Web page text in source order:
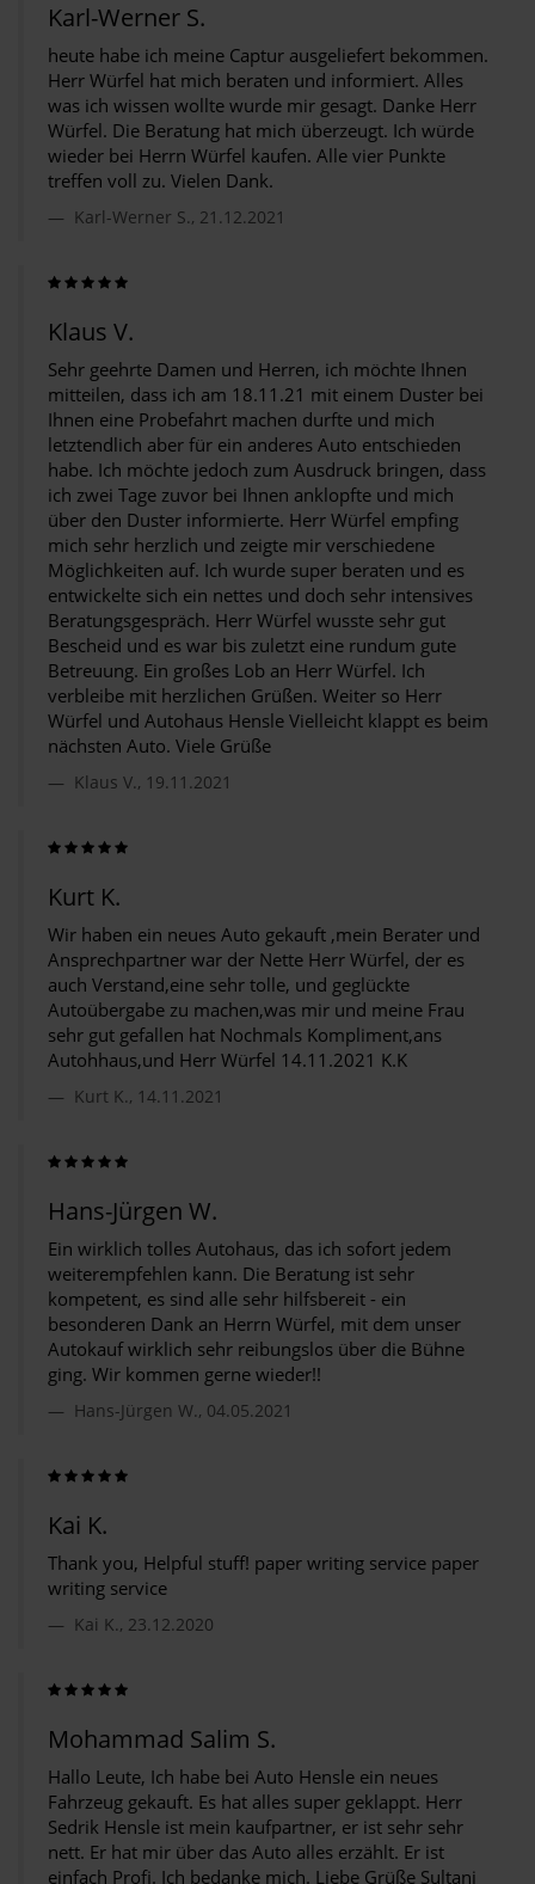
Karl-Werner S.
heute habe ich meine Captur ausgeliefert bekommen.
Herr Würfel hat mich beraten und informiert. Alles
was ich wissen wollte wurde mir gesagt. Danke Herr
Würfel. Die Beratung hat mich überzeugt. Ich würde
wieder bei Herrn Würfel kaufen. Alle vier Punkte
treffen voll zu. Vielen Dank.
Karl-Werner S., 21.12.2021
Klaus V.
Sehr geehrte Damen und Herren, ich möchte Ihnen
mitteilen, dass ich am 18.11.21 mit einem Duster bei
Ihnen eine Probefahrt machen durfte und mich
letztendlich aber für ein anderes Auto entschieden
habe. Ich möchte jedoch zum Ausdruck bringen, dass
ich zwei Tage zuvor bei Ihnen anklopfte und mich
über den Duster informierte. Herr Würfel empfing
mich sehr herzlich und zeigte mir verschiedene
Möglichkeiten auf. Ich wurde super beraten und es
entwickelte sich ein nettes und doch sehr intensives
Beratungsgespräch. Herr Würfel wusste sehr gut
Bescheid und es war bis zuletzt eine rundum gute
Betreuung. Ein großes Lob an Herr Würfel. Ich
verbleibe mit herzlichen Grüßen. Weiter so Herr
Würfel und Autohaus Hensle Vielleicht klappt es beim
nächsten Auto. Viele Grüße
Klaus V., 19.11.2021
Kurt K.
Wir haben ein neues Auto gekauft ,mein Berater und
Ansprechpartner war der Nette Herr Würfel, der es
auch Verstand,eine sehr tolle, und geglückte
Autoübergabe zu machen,was mir und meine Frau
sehr gut gefallen hat Nochmals Kompliment,ans
Autohhaus,und Herr Würfel 14.11.2021 K.K
Kurt K., 14.11.2021
Hans-Jürgen W.
Ein wirklich tolles Autohaus, das ich sofort jedem
weiterempfehlen kann. Die Beratung ist sehr
kompetent, es sind alle sehr hilfsbereit - ein
besonderen Dank an Herrn Würfel, mit dem unser
Autokauf wirklich sehr reibungslos über die Bühne
ging. Wir kommen gerne wieder!!
Hans-Jürgen W., 04.05.2021
Kai K.
Thank you, Helpful stuff! paper writing service paper
writing service
Kai K., 23.12.2020
Mohammad Salim S.
Hallo Leute, Ich habe bei Auto Hensle ein neues
Fahrzeug gekauft. Es hat alles super geklappt. Herr
Sedrik Hensle ist mein kaufpartner, er ist sehr sehr
nett. Er hat mir über das Auto alles erzählt. Er ist
einfach Profi. Ich bedanke mich. Liebe Grüße Sultani